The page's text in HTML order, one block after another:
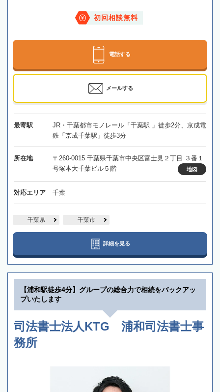
初回相談無料
電話する
メールする
最寄駅
JR・千葉都市モノレール「千葉駅 」徒歩2分、京成電
鉄「京成千葉駅」徒歩3分
所在地
〒260-0015 千葉県千葉市中央区富士見２丁目 ３番１
号塚本大千葉ビル５階
地図
対応エリア 千葉
千葉県 千葉市
詳細を見る
【浦和駅徒歩4分】グループの総合力で相続をバックアッ
プいたします
司法書士法人KTG 浦和司法書士事
務所